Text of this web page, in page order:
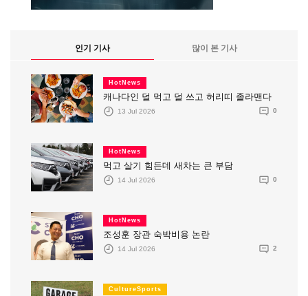
인기 기사 많이 본 기사
HotNews
캐나다인 덜 먹고 덜 쓰고 허리띠 졸라맨다
13 Jul 2026 0
HotNews
먹고 살기 힘든데 새차는 큰 부담
14 Jul 2026 0
HotNews
조성훈 장관 숙박비용 논란
14 Jul 2026 2
CultureSports